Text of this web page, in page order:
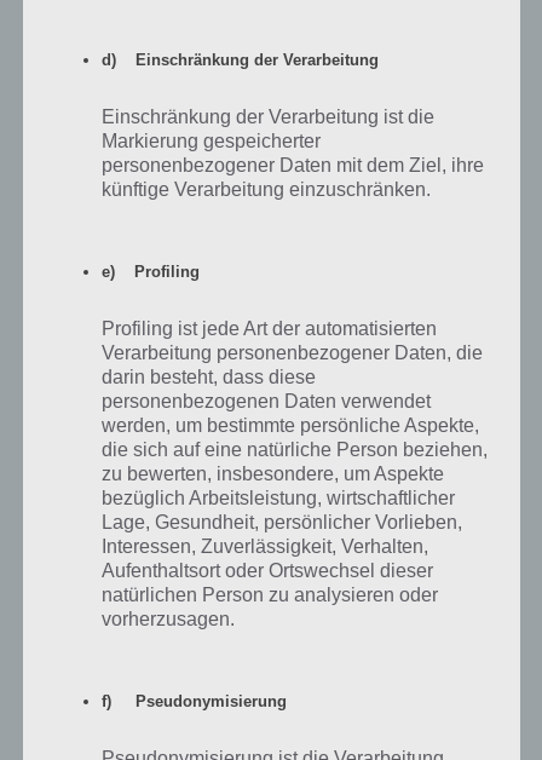
Hast du den Slot freigeschaltet, kannst du ein Kind
von dir auswählen oder du erstellst einen komplett
neuen Sim
Tipp 7: Starte eine Liebesbeziehung, um zu
Auch wenn ich bei Tipp 4, Beziehungen ausgeklammert habe, weil
dazu: Eine Liebesbeziehung zu starten. Zudem wird dies auch Teil der
d) Einschränkung der Verarbeitung
Einschränkung der Verarbeitung ist die
Markierung gespeicherter
personenbezogener Daten mit dem Ziel, ihre
künftige Verarbeitung einzuschränken.
e) Profiling
Profiling ist jede Art der automatisierten
Verarbeitung personenbezogener Daten, die
darin besteht, dass diese
personenbezogenen Daten verwendet
werden, um bestimmte persönliche Aspekte,
die sich auf eine natürliche Person beziehen,
zu bewerten, insbesondere, um Aspekte
bezüglich Arbeitsleistung, wirtschaftlicher
Lage, Gesundheit, persönlicher Vorlieben,
Interessen, Zuverlässigkeit, Verhalten,
Aufenthaltsort oder Ortswechsel dieser
natürlichen Person zu analysieren oder
vorherzusagen.
f) Pseudonymisierung